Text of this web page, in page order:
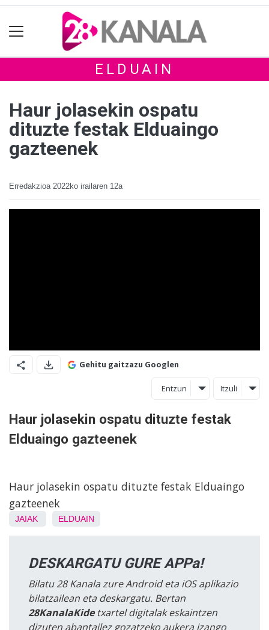
ELDUAIN
Haur jolasekin ospatu
dituzte festak Elduaingo
gazteenek
Erredakzioa 2022ko irailaren 12a
Gehitu gaitzazu Googlen
Entzun Itzuli
Haur jolasekin ospatu dituzte festak
Elduaingo gazteenek
Haur jolasekin ospatu dituzte festak Elduaingo
gazteenek
JAIAK ELDUAIN
DESKARGATU GURE APPa!
Bilatu 28 Kanala zure Android eta iOS aplikazio
bilatzailean eta deskargatu. Bertan
28KanalaKidetxartel digitalak eskaintzen
dizuten abantailez gozatzeko aukera izango